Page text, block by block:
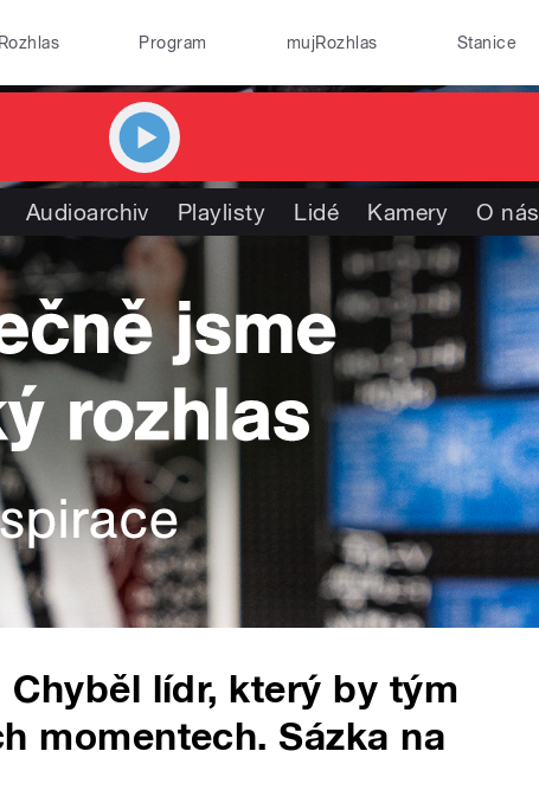
Program mujRozhlas Stanice
Audioarchiv Playlisty Lidé Kamery O nás
Chyběl lídr, který by tým
momentech. Sázka na